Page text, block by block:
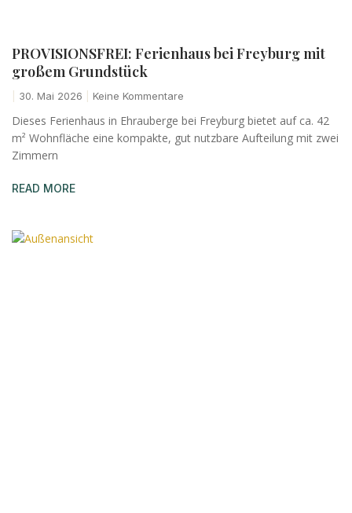
PROVISIONSFREI: Ferienhaus bei Freyburg mit
großem Grundstück
30. Mai 2026 Keine Kommentare
Dieses Ferienhaus in Ehrauberge bei Freyburg bietet auf ca. 42
m² Wohnfläche eine kompakte, gut nutzbare Aufteilung mit zwei
Zimmern
READ MORE